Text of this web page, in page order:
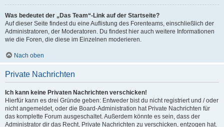
Was bedeutet der „Das Team“-Link auf der Startseite?
Auf dieser Seite findest du eine Auflistung des Forenteams, einschließlich der
Administratoren, der Moderatoren. Du findest hier auch weitere Informationen
wie die Foren, die diese im Einzelnen moderieren.
Nach oben
Private Nachrichten
Ich kann keine Privaten Nachrichten verschicken!
Hierfür kann es drei Gründe geben: Entweder bist du nicht registriert und / oder
nicht angemeldet, oder die Board-Administration hat Private Nachrichten für
das komplette Forum ausgeschaltet. Außerdem könnte es sein, dass der
Administrator dir das Recht, Private Nachrichten zu verschicken, entzogen hat.